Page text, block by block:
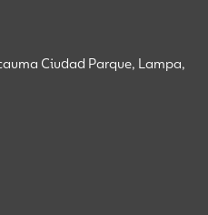
Ciudad Parque, Lampa,